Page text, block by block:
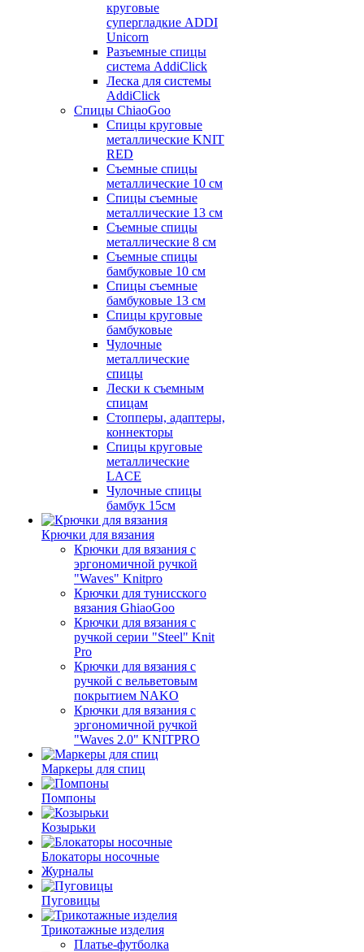
круговые
супергладкие ADDI
Unicorn
Разъемные спицы
система AddiClick
Леска для системы
AddiClick
Спицы ChiaoGoo
Спицы круговые
металлические KNIT
RED
Съемные спицы
металлические 10 см
Спицы съемные
металлические 13 см
Съемные спицы
металлические 8 см
Съемные спицы
бамбуковые 10 см
Спицы съемные
бамбуковые 13 см
Спицы круговые
бамбуковые
Чулочные
металлические
спицы
Лески к съемным
спицам
Стопперы, адаптеры,
коннекторы
Спицы круговые
металлические
LACE
Чулочные спицы
бамбук 15см
Крючки для вязания
Крючки для вязания с
эргономичной ручкой
"Waves" Knitpro
Крючки для тунисского
вязания GhiaoGoo
Крючки для вязания с
ручкой серии "Steel" Knit
Pro
Крючки для вязания с
ручкой с вельветовым
покрытием NAKO
Крючки для вязания с
эргономичной ручкой
"Waves 2.0" KNITPRO
Маркеры для спиц
Помпоны
Козырьки
Блокаторы носочные
Журналы
Пуговицы
Трикотажные изделия
Платье-футболка